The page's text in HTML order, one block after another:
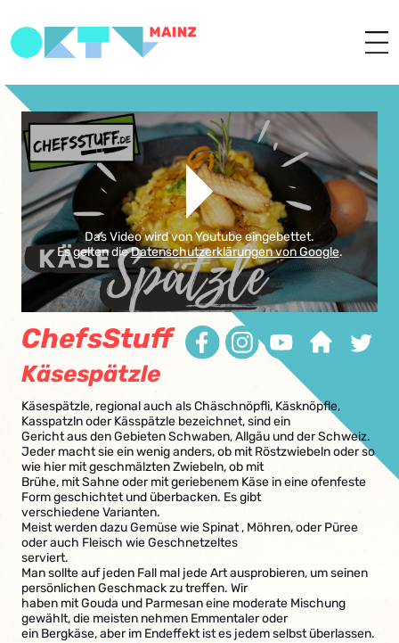
Das Video wird von Youtube eingebettet.
Es gelten dieDatenschutzerklärungen von Google.
ChefsStuff
Käsespätzle
Käsespätzle, regional auch als Chäschnöpfli, Käsknöpfle,
Kasspatzln oder Kässpätzle bezeichnet, sind ein
Gericht aus den Gebieten Schwaben, Allgäu und der Schweiz.
Jeder macht sie ein wenig anders, ob mit Röstzwiebeln oder so
wie hier mit geschmälzten Zwiebeln, ob mit
Brühe, mit Sahne oder mit geriebenem Käse in eine ofenfeste
Form geschichtet und überbacken. Es gibt
verschiedene Varianten.
Meist werden dazu Gemüse wie Spinat , Möhren, oder Püree
oder auch Fleisch wie Geschnetzeltes
serviert.
Man sollte auf jeden Fall mal jede Art ausprobieren, um seinen
persönlichen Geschmack zu treffen. Wir
haben mit Gouda und Parmesan eine moderate Mischung
gewählt, die meisten nehmen Emmentaler oder
ein Bergkäse, aber im Endeffekt ist es jedem selbst überlassen.